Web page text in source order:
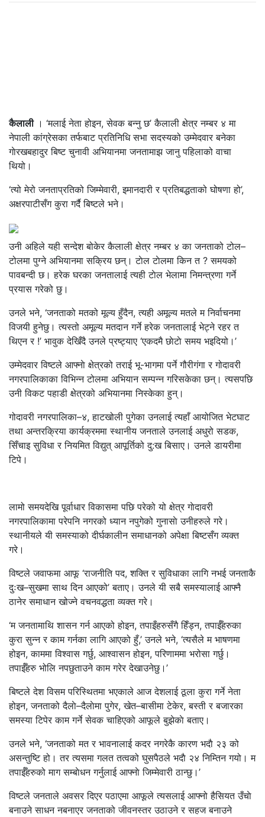
कैलाली। ‘मलाई नेता होइन, सेवक बन्नु छ’ कैलाली क्षेत्र नम्बर ४ मा
नेपाली कांग्रेसका तर्फबाट प्रतिनिधि सभा सदस्यको उम्मेदवार बनेका
गाेरखबहादुर बिष्ट चुनावी अभियानमा जनतामाझ जानु पहिलाको वाचा
थियो।
‘त्यो मेरो जनताप्रतिको जिम्मेवारी, इमानदारी र प्रतिबद्धताको घोषणा हो’,
अक्षरपाटीसँग कुरा गर्दै बिष्टले भने।
उनी अहिले यही सन्देश बोकेर कैलाली क्षेत्र नम्बर ४ का जनताको टोल–
टोलमा पुग्ने अभियानमा सक्रिय छन्। टाेल टाेलमा किन त ? समयको
पावबन्दी छ। हरेक घरका जनतालाई त्यही टाेल भेलामा निमन्त्रणा गर्ने
प्रयास गरेको छु।
उनले भने, ‘जनताको मतको मूल्य हुँदैन, त्यही अमूल्य मतले म निर्वाचनमा
विजयी हुनेछु। त्यस्तो अमूल्य मतदान गर्ने हरेक जनतालाई भेट्ने रहर त
थिएन र !’ भावुक देखिँदै उनले प्रष्ट्याए ‘एकदमै छाेटाे समय भइदियो।’
उम्मेदवार विष्टले आफ्नाे क्षेत्रको तराई भू-भागमा पर्ने गौरीगंगा र गोदावरी
नगरपालिकाका विभिन्न टोलमा अभियान सम्पन्न गरिसकेका छन्। त्यसपछि
उनी विकट पहाडी क्षेत्रको अभियानमा निस्केका हुन्।
गोदावरी नगरपालिका–४, हाटखोली पुगेका उनलाई त्यहाँ आयोजित भेटघाट
तथा अन्तरक्रिया कार्यक्रममा स्थानीय जनताले उनलाई अधुरो सडक,
सिँचाइ सुविधा र नियमित विद्युत् आपूर्तिको दु:ख बिसाए। उनले डायरीमा
टिपे।
लामो समयदेखि पूर्वाधार विकासमा पछि परेको यो क्षेत्र गाेदावरी
नगरपालिकामा परेपनि नगरको ध्यान नपुगेको गुनासाे उनीहरुले गरे।
स्थानीयले यी समस्याको दीर्घकालीन समाधानको अपेक्षा बिष्टसँग व्यक्त
गरे।
विष्टले जवाफमा आफू ‘राजनीति पद, शक्ति र सुविधाका लागि नभई जनताकै
दुःख–सुखमा साथ दिन आएको’ बताए। उनले यी सबै समस्यालाई आफ्नै
ठानेर समाधान खोज्ने वचनवद्धता व्यक्त गरे।
‘म जनतामाथि शासन गर्न आएको होइन, तपाइँहरुसँगै हिँड्न, तपाईँहरुका
कुरा सुन्न र काम गर्नका लागि आएको हुँ,’ उनले भने, ‘त्यसैले म भाषणमा
होइन, काममा विश्वास गर्छु, आश्वासन होइन, परिणाममा भरोसा गर्छु।
तपाईँहरु भोलि नपछुताउने काम गरेर देखाउनेछु।’
बिष्टले देश विसम परिस्थितमा भएकाले आज देशलाई ठूला कुरा गर्ने नेता
होइन, जनताको दैलाे–दैलाेमा पुगेर, खेत–बासीमा टेकेर, बस्ती र बजारका
समस्या टिपेर काम गर्ने सेवक चाहिएको आफूले बुझेकाे बताए।
उनले भने, ‘जनताको मत र भावनालाई कदर नगरेकै कारण भदाै २३ को
असन्तुष्टि हो। तर त्यसमा गलत तत्वको घुसपैठले भदाै २४ निम्तिन गयो। म
तपाईँहरुको माग सम्बाेधन गर्नुलाई आफ्नाे जिम्मेवारी ठान्छु।’
विष्टले जनताले अवसर दिएर पठाएमा आफूले त्यसलाई आफ्नो हैसियत उँचाे
बनाउने साधन नबनाएर जनताको जीवनस्तर उठाउने र सहज बनाउने